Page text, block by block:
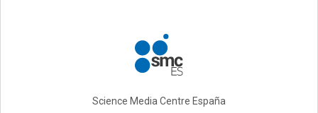
Science Media Centre España